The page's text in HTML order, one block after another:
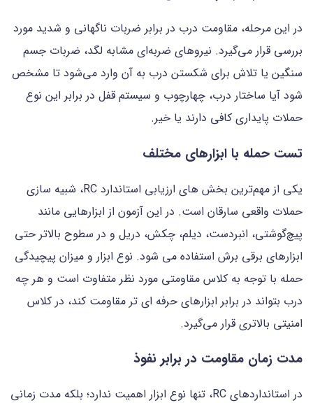
در این مرحله، مقاومت درب در برابر ضربات ناگهانی و شدید مورد
بررسی قرار می‌گیرد. نیروهای ضربه‌ای مشابه لگد، ضربات جسم
سنگین یا تلاش برای شکستن درب به آن وارد می‌شود تا مشخص
شود آیا ساختار درب، چهارچوب و سیستم قفل در برابر این نوع
حملات پایداری کافی دارند یا خیر.
تست حمله با ابزارهای مختلف
یکی از مهم‌ترین بخش های ارزیابی استاندارد RC، شبیه سازی
حملات واقعی سارقان است. در این آزمون از ابزارهایی مانند
پیچ‌گوشتی، انبردست، دیلم، چکش، دریل و در سطوح بالاتر حتی
ابزارهای برقی برش استفاده می شود. نوع ابزار و میزان پیچیدگی
حمله با توجه به کلاس مقاومتی مورد نظر متفاوت است و هر چه
درب بتواند در برابر ابزارهای حرفه ای تر مقاومت کند، در کلاس
امنیتی بالاتری قرار می‌گیرد.
مدت زمان مقاومت در برابر نفوذ
در استانداردهای RC، تنها نوع ابزار اهمیت ندارد؛ بلکه مدت زمانی